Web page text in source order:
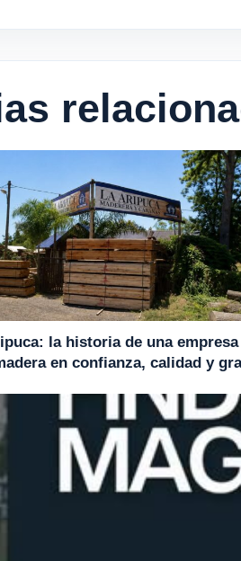
la historia de una
en confianza, calidad y